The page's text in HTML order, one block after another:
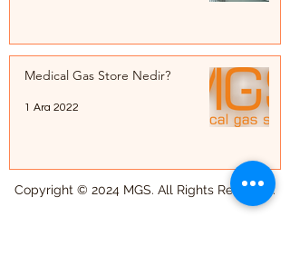
Medical Gas Store Nedir?
1 Ara 2022
Copyright © 2024 MGS. All Rights Reserved.